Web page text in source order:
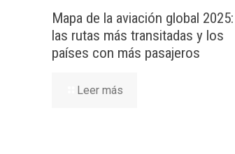
Mapa de la aviación global 2025:
las rutas más transitadas y los
países con más pasajeros
Leer más